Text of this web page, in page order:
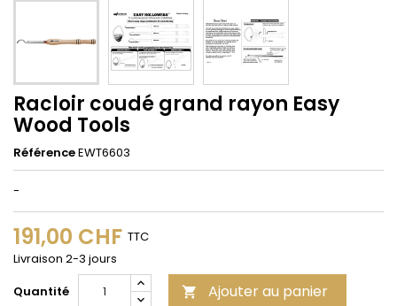
Racloir coudé grand rayon Easy
Wood Tools
RéférenceEWT6603
-
191,00 CHF TTC
Livraison 2-3 jours
Quantité
 Ajouter au panier